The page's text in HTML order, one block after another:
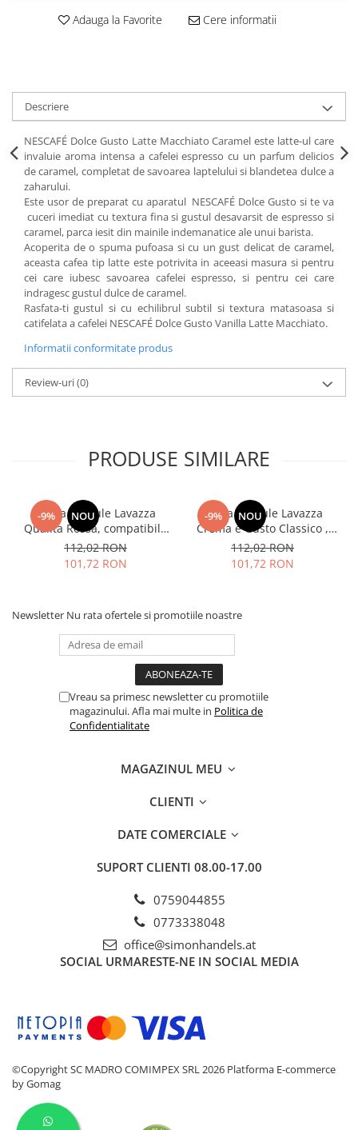
Adauga la Favorite Cere informatii
Descriere
NESCAFÉ Dolce Gusto Latte Macchiato Caramel este latte-ul care
invaluie aroma intensa a cafelei espresso cu un parfum delicios
de caramel, completat de savoarea laptelului si blandetea dulce a
zaharului.
Este usor de preparat cu aparatul NESCAFÉ Dolce Gusto si te va
cuceri imediat cu textura fina si gustul desavarsit de espresso si
caramel, parca iesit din mainile indemanatice ale unui barista.
Acoperita de o spuma pufoasa si cu un gust delicat de caramel,
aceasta cafea tip latte este potrivita in aceeasi masura si pentru
cei care iubesc savoarea cafelei espresso, si pentru cei care
indragesc gustul dulce de caramel.
Rasfata-ti gustul si cu echilibrul subtil si textura matasoasa si
catifelata a cafelei NESCAFÉ Dolce Gusto Vanilla Latte Macchiato.
Informatii conformitate produs
Review-uri(0)
PRODUSE SIMILARE
-9% NOU
Cafea capsule Lavazza
Qualita Rossa, compatibile
Nespresso, 80 buc
112,02 RON
101,72 RON
-9% NOU
Cafea capsule Lavazza
Crema e Gusto Classico ,
compatibile Nespresso, 80
buc
112,02 RON
101,72 RON
Newsletter Nu rata ofertele si promotiile noastre
Vreau sa primesc newsletter cu promotiile
magazinului. Afla mai multe in Politica de
Confidentialitate
MAGAZINUL MEU
CLIENTI
DATE COMERCIALE
SUPORT CLIENTI 08.00-17.00
0759044855
0773338048
office@simonhandels.at
SOCIAL URMARESTE-NE IN SOCIAL MEDIA
©Copyright SC MADRO COMIMPEX SRL 2026 Platforma E-commerce
by Gomag